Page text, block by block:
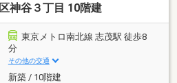
神谷３丁目 10階建
東京メトロ南北線 志茂駅 徒歩8
分
その他の交通
新築 / 10階建